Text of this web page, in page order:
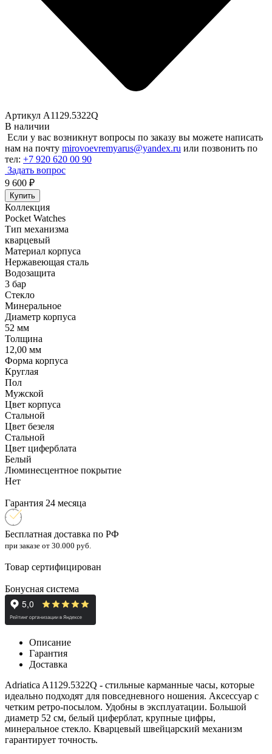
Артикул A1129.5322Q
В наличии
Если у вас возникнут вопросы по заказу вы можете написать
нам на почту mirovoevremyarus@yandex.ru или позвонить по
тел: +7 920 620 00 90
Задать вопрос
9 600 ₽
Купить
Коллекция
Pocket Watches
Тип механизма
кварцевый
Материал корпуса
Нержавеющая сталь
Водозащита
3 бар
Стекло
Минеральное
Диаметр корпуса
52 мм
Толщина
12,00 мм
Форма корпуса
Круглая
Пол
Мужской
Цвет корпуса
Стальной
Цвет безеля
Стальной
Цвет циферблата
Белый
Люминесцентное покрытие
Нет
Гарантия 24 месяца
Бесплатная доставка по РФ
при заказе от 30.000 руб.
Товар сертифицирован
Бонусная система
Описание
Гарантия
Доставка
Adriatica A1129.5322Q - стильные карманные часы, которые
идеально подходят для повседневного ношения. Аксессуар с
четким ретро-посылом. Удобны в эксплуатации. Большой
диаметр 52 см, белый циферблат, крупные цифры,
минеральное стекло. Кварцевый швейцарский механизм
гарантирует точность.